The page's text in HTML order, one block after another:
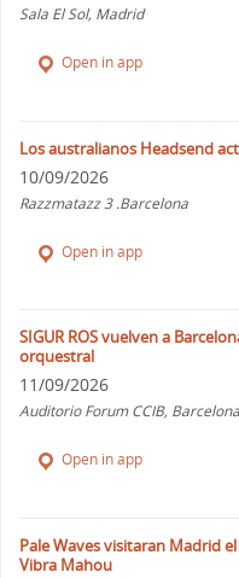
Sala El Sol, Madrid
Open in app
Los australianos Headsend
10/09/2026
Razzmatazz 3 .Barcelona
Open in app
SIGUR ROS vuelven a
orquestral
11/09/2026
Auditorio Forum CCIB, Barcelona
Open in app
Pale Waves visitaran Madrid
Vibra Mahou